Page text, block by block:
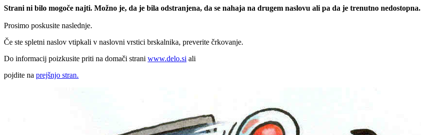
Strani ni bilo mogoče najti. Možno je, da je bila odstranjena, da se nahaja na drugem naslovu ali pa da je trenutno nedostopna.
Prosimo poskusite naslednje.
Če ste spletni naslov vtipkali v naslovni vrstici brskalnika, preverite črkovanje.
Do informacij poizkusite priti na domači strani www.delo.si ali
pojdite na prejšnjo stran.